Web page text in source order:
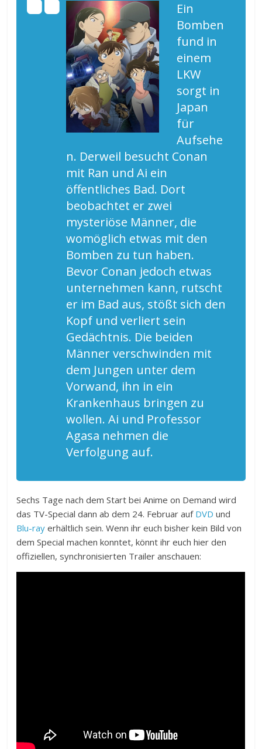
Ein
Bomben
fund in
einem
LKW
sorgt in
Japan
für
Aufsehe
n. Derweil besucht Conan
mit Ran und Ai ein
öffentliches Bad. Dort
beobachtet er zwei
mysteriöse Männer, die
womöglich etwas mit den
Bomben zu tun haben.
Bevor Conan jedoch etwas
unternehmen kann, rutscht
er im Bad aus, stößt sich den
Kopf und verliert sein
Gedächtnis. Die beiden
Männer verschwinden mit
dem Jungen unter dem
Vorwand, ihn in ein
Krankenhaus bringen zu
wollen. Ai und Professor
Agasa nehmen die
Verfolgung auf.
Sechs Tage nach dem Start bei Anime on Demand wird
das TV-Special dann ab dem 24. Februar auf DVD und
Blu-ray erhältlich sein. Wenn ihr euch bisher kein Bild von
dem Special machen konntet, könnt ihr euch hier den
offiziellen, synchronisierten Trailer anschauen: